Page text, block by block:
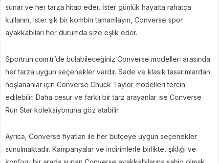
sunar ve her tarza hitap eder. İster günlük hayatta rahatça
kullanın, ister şık bir kombin tamamlayın, Converse spor
ayakkabıları her durumda size eşlik eder.
Sportrun.com.tr’de bulabileceğiniz Converse modelleri arasında
her tarza uygun seçenekler vardır. Sade ve klasik tasarımlardan
hoşlananlar için Converse Chuck Taylor modelleri tercih
edilebilir. Daha cesur ve farklı bir tarz arayanlar ise Converse
Run Star koleksiyonuna göz atabilir.
Ayrıca, Converse fiyatları ile her bütçeye uygun seçenekler
sunulmaktadır. Kampanyalar ve indirimlerle birlikte, şıklığı ve